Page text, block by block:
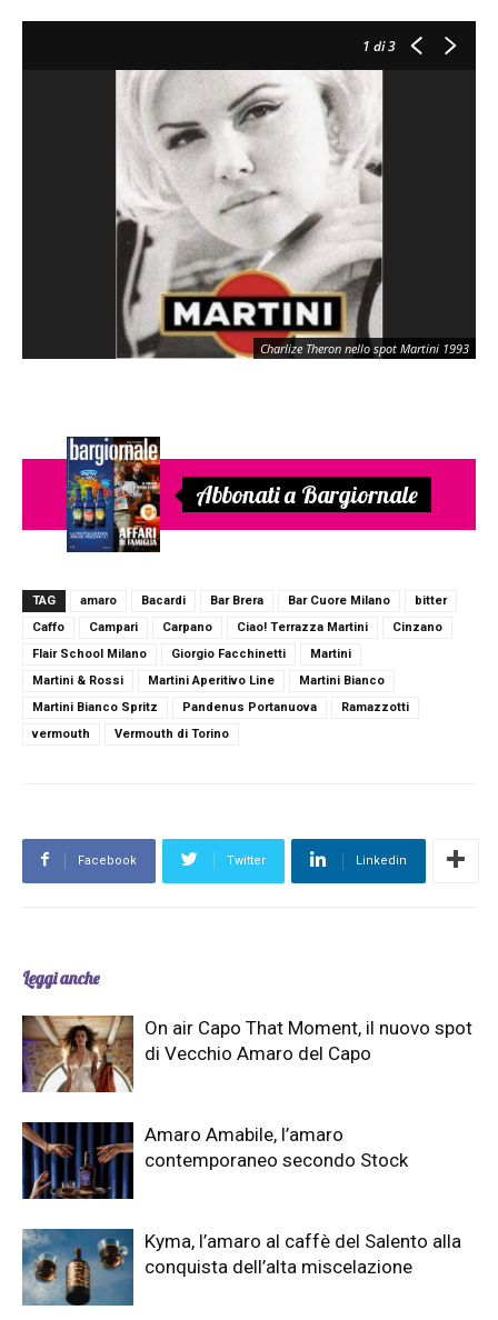
1 di 3
Charlize Theron nello spot Martini 1993
Abbonati a Bargiornale
TAG amaro Bacardi Bar Brera Bar Cuore Milano
bitter
Caffo
Campari Carpano Ciao! Terrazza Martini
Cinzano
Flair School Milano
Giorgio Facchinetti
Martini
Martini & Rossi
Martini Aperitivo Line
Martini Bianco
Martini Bianco Spritz
Pandenus Portanuova
Ramazzotti
vermouth
Vermouth di Torino
Facebook Twitter Linkedin
Leggi anche
On air Capo That Moment, il nuovo spot
di Vecchio Amaro del Capo
Amaro Amabile, l’amaro
contemporaneo secondo Stock
Kyma, l’amaro al caffè del Salento alla
conquista dell’alta miscelazione